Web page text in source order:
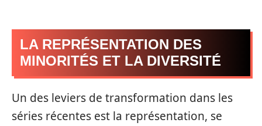
LA REPRÉSENTATION DES
MINORITÉS ET LA DIVERSITÉ
Un des leviers de transformation dans les
séries récentes est la représentation, se